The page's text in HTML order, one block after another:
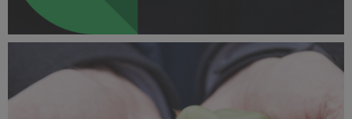
SUPEROWOCE Minikiwi (8).jpg
260 KB